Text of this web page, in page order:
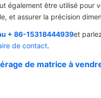
également être utilisé pour
et assurer la précision
+ 86-15318444939et
de contact.
de matrice à